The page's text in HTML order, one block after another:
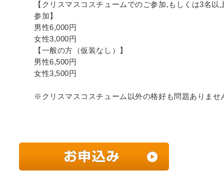
【クリスマスコスチュームでのご参加,もしくは3名以
参加】
男性6,000円
女性3,000円
【一般の方（仮装なし）】
男性6,500円
女性3,500円
※クリスマスコスチューム以外の格好も問題ありませ